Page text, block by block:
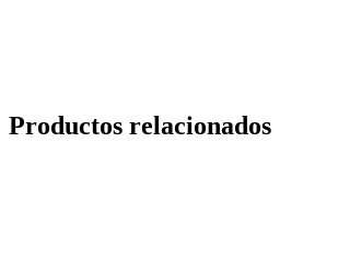
Productos relacionados